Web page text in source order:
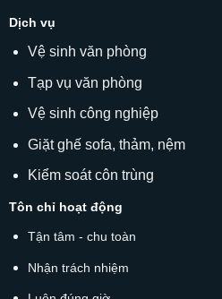
Dịch vụ
Vệ sinh văn phòng
Tạp vụ văn phòng
Vệ sinh công nghiệp
Giặt ghế sofa, thảm, nệm
Kiểm soát côn trùng
Tôn chỉ hoạt động
Tận tâm - chu toàn
Nhận trách nhiệm